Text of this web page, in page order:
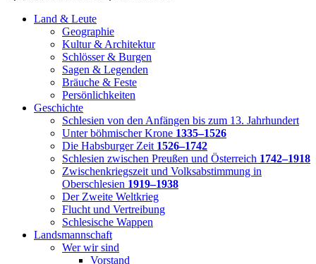
Land & Leute
Geographie
Kultur & Architektur
Schlösser & Burgen
Sagen & Legenden
Bräuche & Feste
Persönlichkeiten
Geschichte
Schlesien von den Anfängen bis zum 13. Jahrhundert
Unter böhmischer Krone 1335–1526
Die Habsburger Zeit 1526–1742
Schlesien zwischen Preußen und Österreich 1742–1918
Zwischenkriegszeit und Volksabstimmung in
Oberschlesien 1919–1938
Der Zweite Weltkrieg
Flucht und Vertreibung
Schlesische Wappen
Landsmannschaft
Wer wir sind
Vorstand